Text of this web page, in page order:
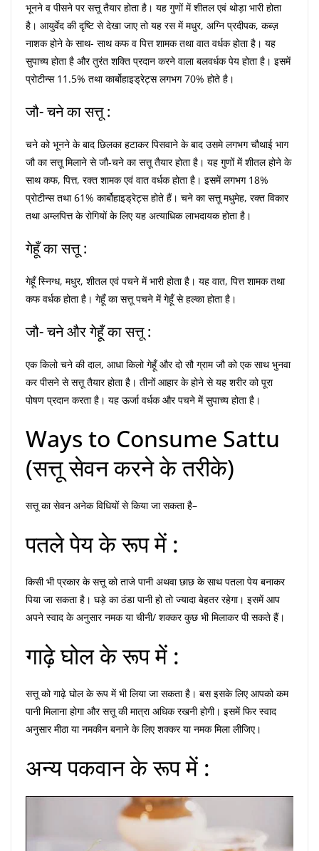
भूनने व पीसने पर सत्तू तैयार होता है। यह गुणों में शीतल एवं थोड़ा भारी होता
है। आयुर्वेद की दृष्टि से देखा जाए तो यह रस में मधुर, अग्नि प्रदीपक, कब्ज़
नाशक होने के साथ- साथ कफ व पित्त शामक तथा वात वर्धक होता है। यह
सुपाच्य होता है और तुरंत शक्ति प्रदान करने वाला बलवर्धक पेय होता है। इसमें
प्रोटीन्स 11.5% तथा कार्बोहाइड्रेट्स लगभग 70% होते है।
जौ- चने का सत्तू :
चने को भूनने के बाद छिलका हटाकर पिसवाने के बाद उसमे लगभग चौथाई भाग
जौ का सत्तू मिलाने से जौ-चने का सत्तू तैयार होता है। यह गुणों में शीतल होने के
साथ कफ, पित्त, रक्त शामक एवं वात वर्धक होता है। इसमें लगभग 18%
प्रोटीन्स तथा 61% कार्बोहाइड्रेट्स होते हैं। चने का सत्तू मधुमेह, रक्त विकार
तथा अम्लपित्त के रोगियों के लिए यह अत्याधिक लाभदायक होता है।
गेहूँ का सत्तू :
गेहूँ स्निग्ध, मधुर, शीतल एवं पचने में भारी होता है। यह वात, पित्त शामक तथा
कफ वर्धक होता है। गेहूँ का सत्तू पचने में गेहूँ से हल्का होता है।
जौ- चने और गेहूँ का सत्तू :
एक किलो चने की दाल, आधा किलो गेहूँ और दो सौ ग्राम जौ को एक साथ भुनवा
कर पीसने से सत्तू तैयार होता है। तीनों आहार के होने से यह शरीर को पूरा
पोषण प्रदान करता है। यह ऊर्जा वर्धक और पचने में सुपाच्य होता है।
Ways to Consume Sattu
(सत्तू सेवन करने के तरीके)
सत्तू का सेवन अनेक विधियों से किया जा सकता है–
पतले पेय के रूप में :
किसी भी प्रकार के सत्तू को ताजे पानी अथवा छाछ के साथ पतला पेय बनाकर
पिया जा सकता है। घड़े का ठंडा पानी हो तो ज्यादा बेहतर रहेगा। इसमें आप
अपने स्वाद के अनुसार नमक या चीनी/ शक्कर कुछ भी मिलाकर पी सकते हैं।
गाढ़े घोल के रूप में :
सत्तू को गाढ़े घोल के रूप में भी लिया जा सकता है। बस इसके लिए आपको कम
पानी मिलाना होगा और सत्तू की मात्रा अधिक रखनी होगी। इसमें फिर स्वाद
अनुसार मीठा या नमकीन बनाने के लिए शक्कर या नमक मिला लीजिए।
अन्य पकवान के रूप में :